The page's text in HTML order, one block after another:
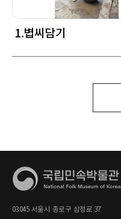
1.볍씨담기
03045 서울시 종로구 삼청로 37